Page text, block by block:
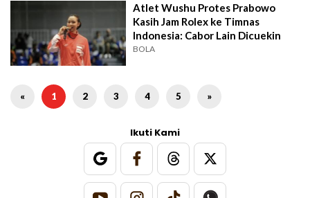
Atlet Wushu Protes Prabowo
Kasih Jam Rolex ke Timnas
Indonesia: Cabor Lain Dicuekin
BOLA
« 1 2 3 4 5 »
Ikuti Kami